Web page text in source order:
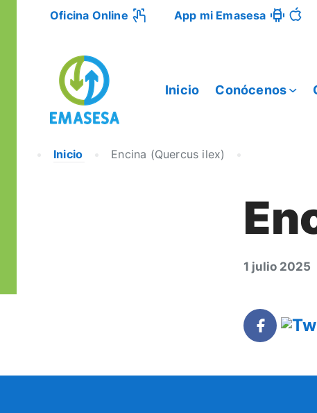
Oficina Online App mi Emasesa
Inicio Conócenos
Inicio Encina (Quercus ilex)
1 julio 2025